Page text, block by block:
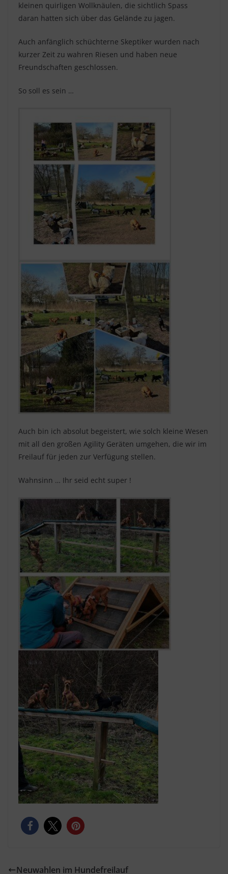
kleinen quirligen Wollknäulen, die sichtlich Spass
daran hatten sich über das Gelände zu jagen.
Auch anfänglich schüchterne Skeptiker wurden nach
kurzer Zeit zu wahren Riesen und haben neue
Freundschaften geschlossen.
So soll es sein …
Auch bin ich absolut begeistert, wie solch kleine Wesen
mit all den großen Agility Geräten umgehen, die wir im
Freilauf für jeden zur Verfügung stellen.
Wahnsinn … Ihr seid echt super !
Neuwahlen im Hundefreilauf